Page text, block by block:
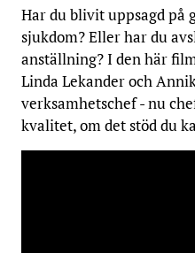
Har du blivit uppsagd på
sjukdom? Eller har du
anställning? I den här
Linda Lekander och
verksamhetschef - nu
kvalitet, om det stöd du